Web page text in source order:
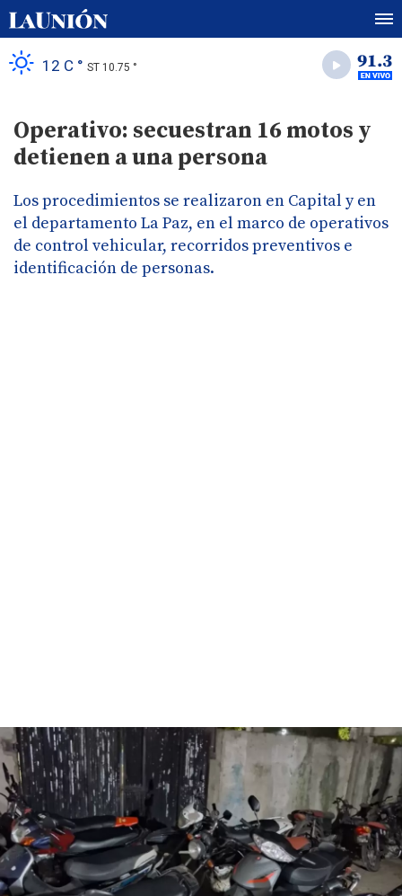
12 C ° ST 10.75 °
Operativo: secuestran 16 motos y
detienen a una persona
Los procedimientos se realizaron en Capital y en
el departamento La Paz, en el marco de operativos
de control vehicular, recorridos preventivos e
identificación de personas.